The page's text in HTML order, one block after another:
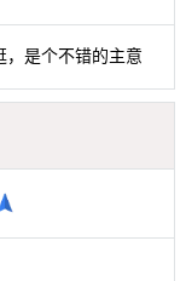
，是个不错的主意